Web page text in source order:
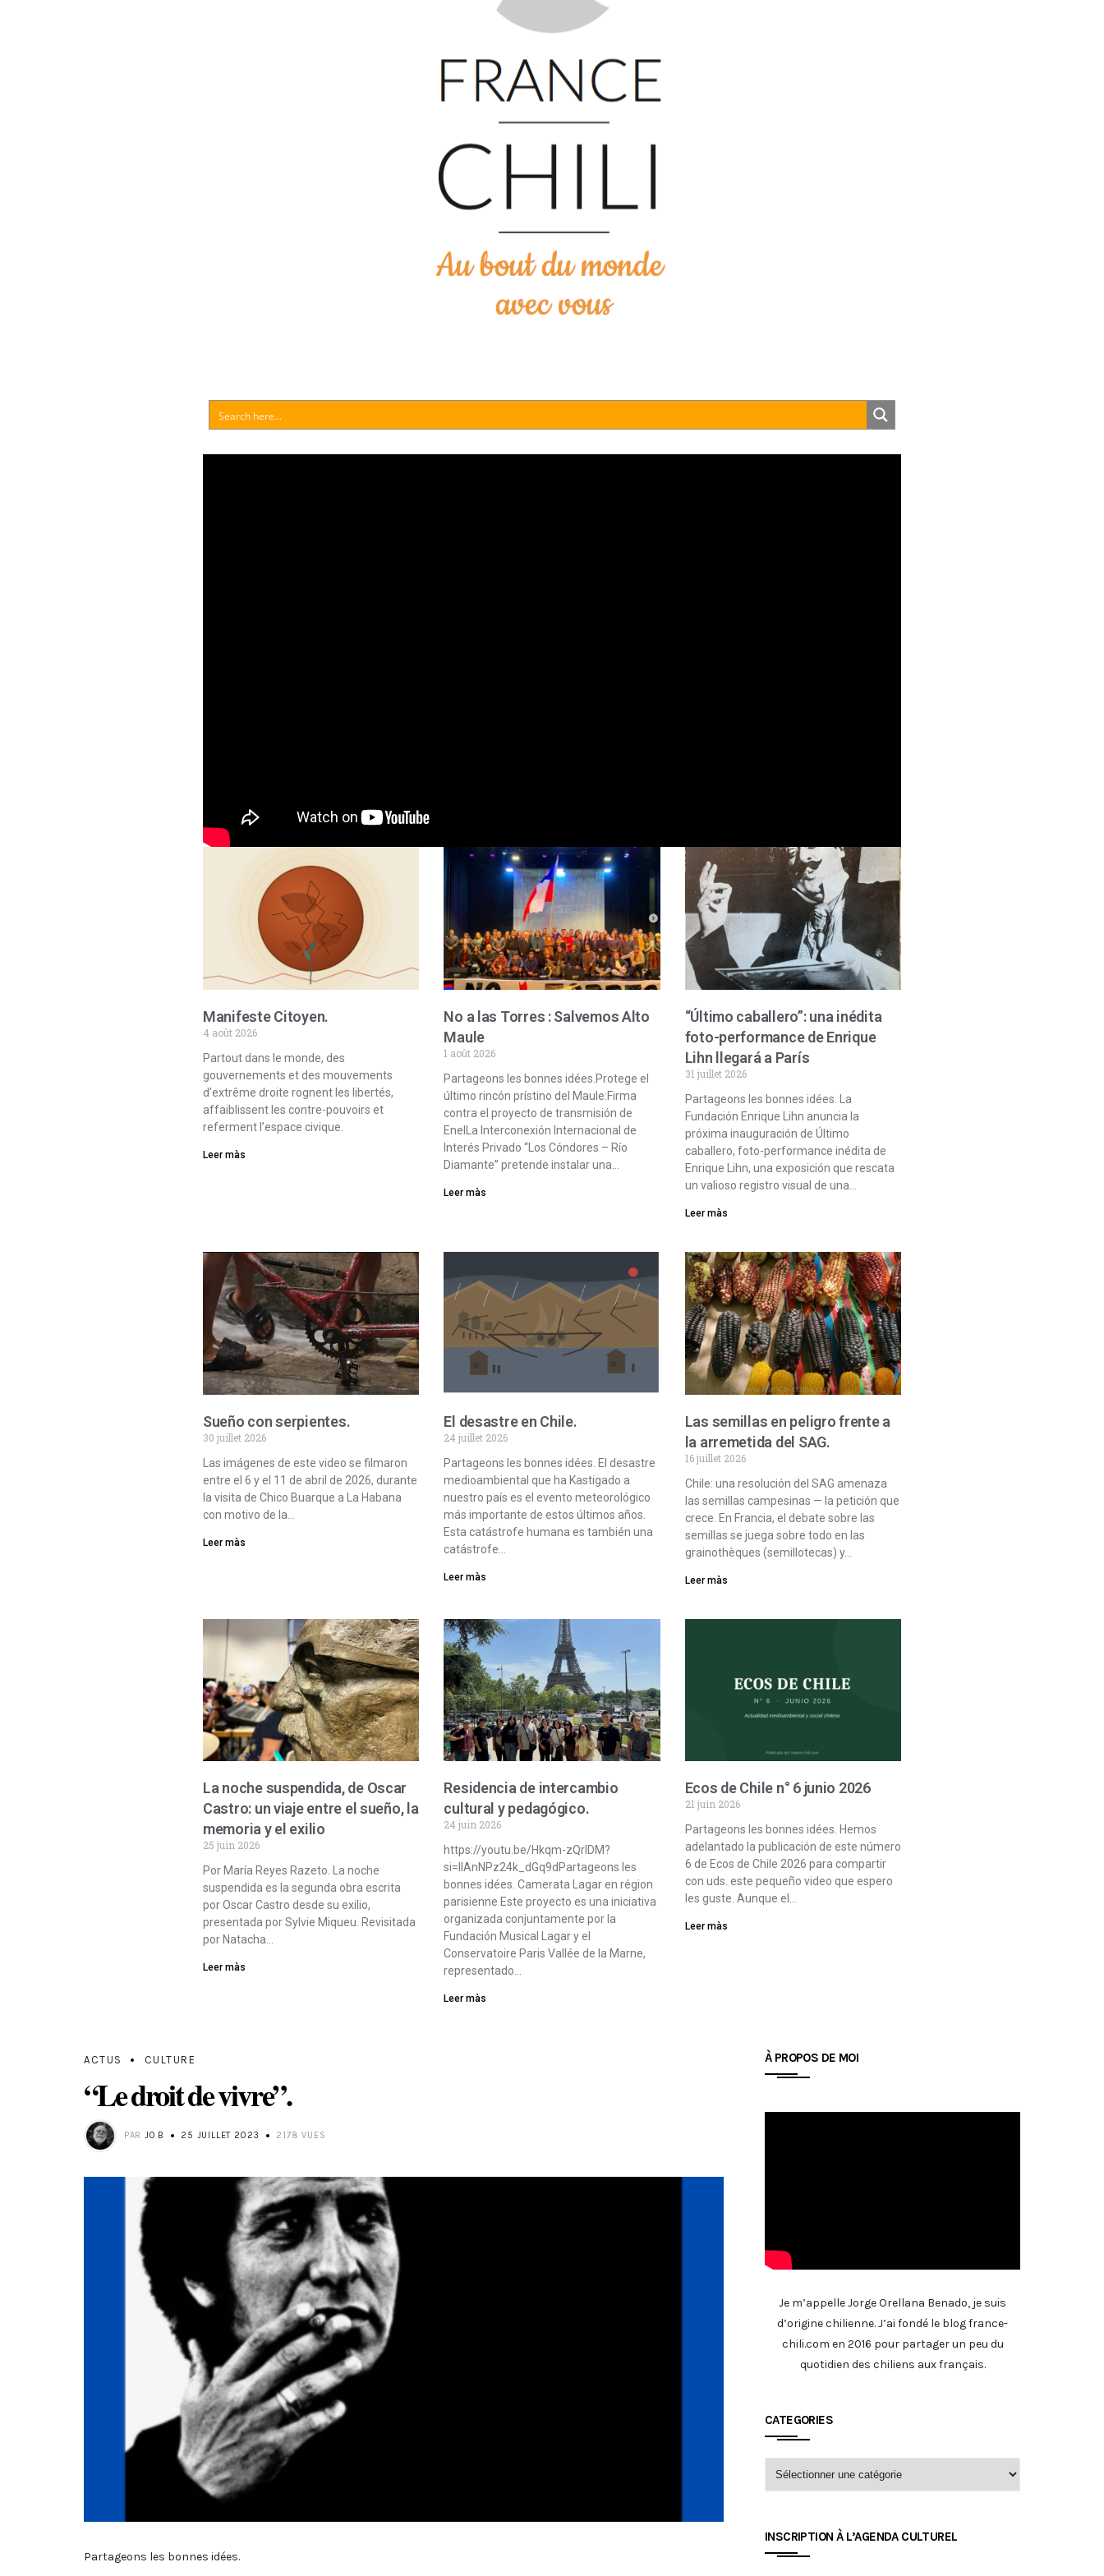
Manifeste Citoyen.
4 août 2026
Partout dans le monde, des
gouvernements et des mouvements
d’extrême droite rognent les libertés,
affaiblissent les contre-pouvoirs et
referment l’espace civique.
Leer màs
No a las Torres : Salvemos Alto
Maule
1 août 2026
Partageons les bonnes idées.Protege el
último rincón prístino del Maule:Firma
contra el proyecto de transmisión de
EnelLa Interconexión Internacional de
Interés Privado “Los Cóndores – Río
Diamante” pretende instalar una…
Leer màs
“Último caballero”: una inédita
foto-performance de Enrique
Lihn llegará a París
31 juillet 2026
Partageons les bonnes idées. La
Fundación Enrique Lihn anuncia la
próxima inauguración de Último
caballero, foto-performance inédita de
Enrique Lihn, una exposición que rescata
un valioso registro visual de una…
Leer màs
Sueño con serpientes.
30 juillet 2026
Las imágenes de este video se filmaron
entre el 6 y el 11 de abril de 2026, durante
la visita de Chico Buarque a La Habana
con motivo de la…
Leer màs
El desastre en Chile.
24 juillet 2026
Partageons les bonnes idées. El desastre
medioambiental que ha Kastigado a
nuestro país es el evento meteorológico
más importante de estos últimos años.
Esta catástrofe humana es también una
catástrofe…
Leer màs
Las semillas en peligro frente a
la arremetida del SAG.
16 juillet 2026
Chile: una resolución del SAG amenaza
las semillas campesinas — la petición que
crece. En Francia, el debate sobre las
semillas se juega sobre todo en las
grainothèques (semillotecas) y…
Leer màs
La noche suspendida, de Oscar
Castro: un viaje entre el sueño, la
memoria y el exilio
25 juin 2026
Por María Reyes Razeto. La noche
suspendida es la segunda obra escrita
por Oscar Castro desde su exilio,
presentada por Sylvie Miqueu. Revisitada
por Natacha…
Leer màs
Residencia de intercambio
cultural y pedagógico.
24 juin 2026
https://youtu.be/Hkqm-zQrIDM?
si=IIAnNPz24k_dGq9dPartageons les
bonnes idées. Camerata Lagar en région
parisienne Este proyecto es una iniciativa
organizada conjuntamente por la
Fundación Musical Lagar y el
Conservatoire Paris Vallée de la Marne,
representado…
Leer màs
Ecos de Chile n° 6 junio 2026
21 juin 2026
Partageons les bonnes idées. Hemos
adelantado la publicación de este número
6 de Ecos de Chile 2026 para compartir
con uds. este pequeño video que espero
les guste. Aunque el…
Leer màs
ACTUS CULTURE
“Le droit de vivre”.
PAR JO B 25 JUILLET 2023 2178 VUES
Partageons les bonnes idées.
À PROPOS DE MOI
Je m’appelle Jorge Orellana Benado, je suis
d’origine chilienne. J’ai fondé le blog france-
chili.com en 2016 pour partager un peu du
quotidien des chiliens aux français.
CATEGORIES
INSCRIPTION À L’AGENDA CULTUREL